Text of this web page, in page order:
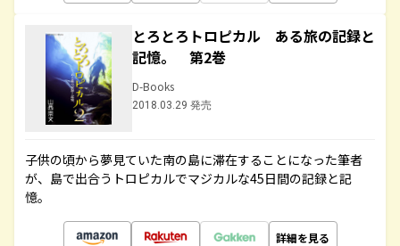
とろとろトロピカル ある旅の記録と
記憶。 第2巻
D-Books
2018.03.29 発売
子供の頃から夢見ていた南の島に滞在することになった筆者
が、島で出合うトロピカルでマジカルな45日間の記録と記
憶。
詳細を見る